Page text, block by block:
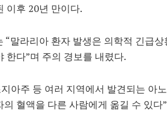
이후 20년 만이다.
“말라리아 환자 발생은 의학적 긴급
한다”며 주의 경보를 내렸다.
지아주 등 여러 지역에서 발견되는 아
의 혈액을 다른 사람에게 옮길 수 있다